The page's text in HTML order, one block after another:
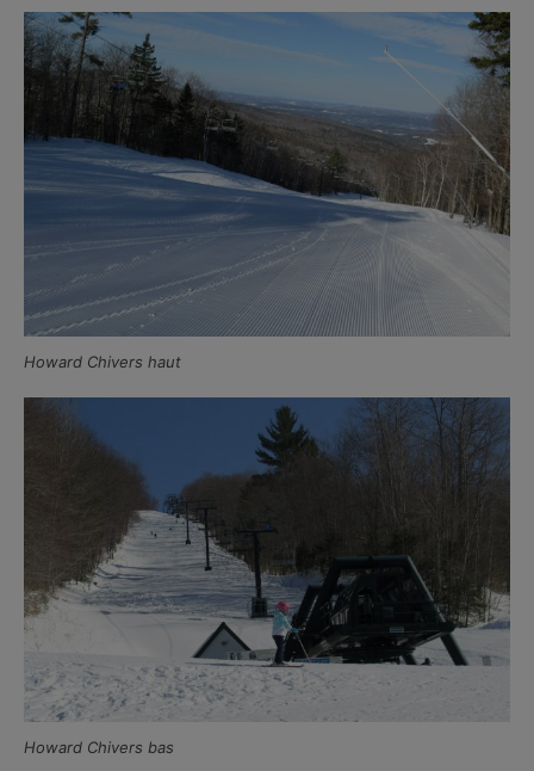
Howard Chivers haut
Howard Chivers bas